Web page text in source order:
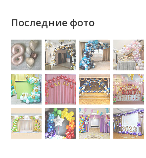
Последние фото